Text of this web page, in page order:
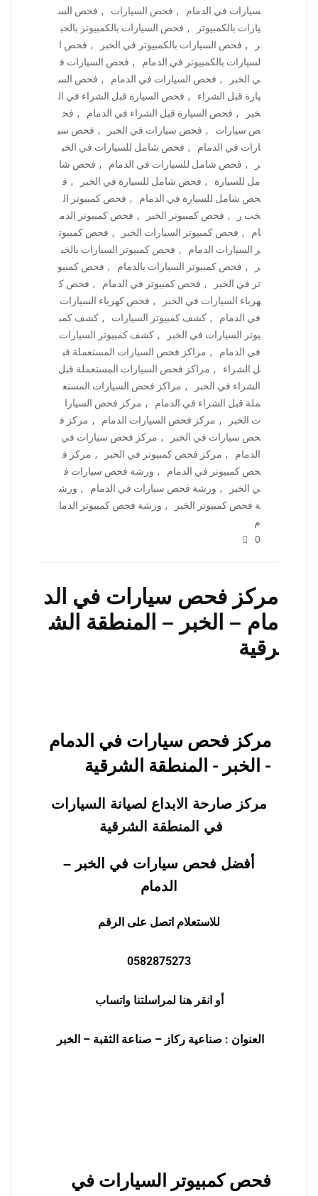
سيارات في الدمام
, فحص السيارات , فحص الس
يارات بالكمبيوتر
, فحص السيارات بالكمبيوتر بالخب
ر
, فحص السيارات بالكمبيوتر في الخبر , فحص ا
لسيارات بالكمبيوتر في الدمام
, فحص السيارات ف
ي الخبر
, فحص السيارات في الدمام , فحص الس
يارة قبل الشراء
, فحص السيارة قبل الشراء في ال
خبر
, فحص السيارة قبل الشراء في الدمام , فح
ص سيارات
, فحص سيارات في الخبر , فحص سي
ارات في الدمام
, فحص شامل للسيارات في الخب
ر
, فحص شامل للسيارات في الدمام , فحص شا
مل للسيارة
, فحص شامل للسيارة في الخبر , ف
حص شامل للسيارة في الدمام
, فحص كمبيوتر ال
خب ر
, فحص كمبيوتر الخبر , فحص كمبيوتر الدم
ام
, فحص كمبيوتر السيارات الخبر , فحص كمبيوت
ر السيارات الدمام
, فحص كمبيوتر السيارات بالخب
ر
, فحص كمبيوتر السيارات بالدمام , فحص كمبيو
تر في الخبر
, فحص كمبيوتر في الدمام , فحص ك
هرباء السيارات في الخبر
, فحص كهرباء السيارات
في الدمام
, كشف كمبيوتر السيارات , كشف كمب
يوتر السيارات في الخبر
, كشف كمبيوتر السيارات
في الدمام
, مراكز فحص السيارات المستعملة قب
ل الشراء
, مراكز فحص السيارات المستعملة قبل
الشراء في الخبر
, مراكز فحص السيارات المستع
ملة قبل الشراء في الدمام
, مركز فحص السيارا
ت الخبر
, مركز فحص السيارات الدمام , مركز ف
حص سيارات في الخبر
, مركز فحص سيارات في
الدمام
, مركز فحص كمبيوتر في الخبر , مركز ف
حص كمبيوتر في الدمام
, ورشة فحص سيارات ف
ي الخبر
, ورشة فحص سيارات في الدمام , ورش
ة فحص كمبيوتر الخبر
, ورشة فحص كمبيوتر الدما
م
0
مركز فحص سيارات في الد
مام – الخبر – المنطقة الش
رقية
مركز فحص سيارات في الدمام
- الخبر - المنطقة الشرقية
مركز صارحة الابداع لصيانة السيارات
في المنطقة الشرقية
أفضل فحص سيارات في الخبر –
الدمام
للاستعلام اتصل على الرقم
0582875273
أو انقر هنا لمراسلتنا واتساب
العنوان : صناعية ركاز – صناعة الثقبة – الخبر
فحص كمبيوتر السيارات في